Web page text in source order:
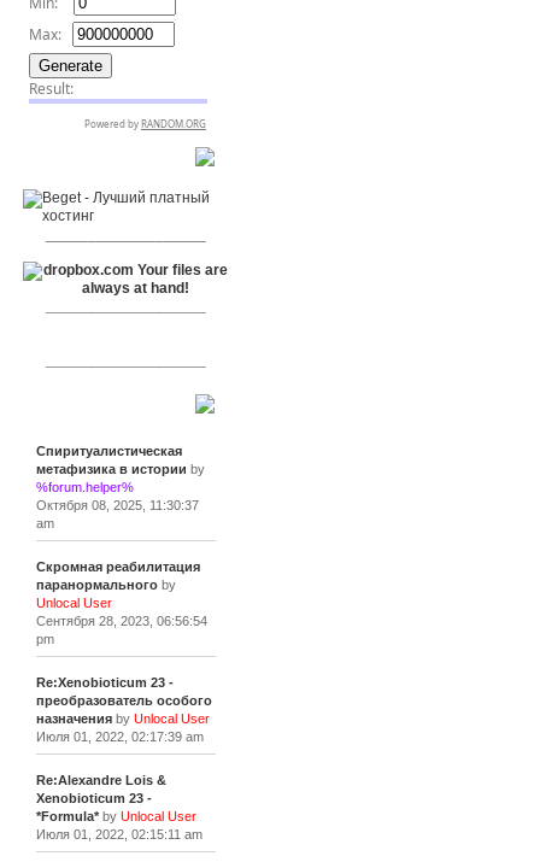
Спиритуалистическая
метафизика в истории by
%forum.helper%
Октября 08, 2025, 11:30:37
am
Скромная реабилитация
паранормальногоby
Unlocal User
Сентября 28, 2023, 06:56:54
pm
Re:Xenobioticum 23 -
преобразователь особого
назначенияby Unlocal User
Июля 01, 2022, 02:17:39 am
Re:Alexandre Lois &
Xenobioticum 23 -
*Formula*by Unlocal User
Июля 01, 2022, 02:15:11 am